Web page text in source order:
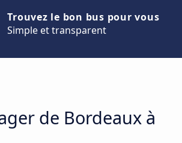
Trouvez le bon bus pour vous
Simple et transparent
de Bordeaux à